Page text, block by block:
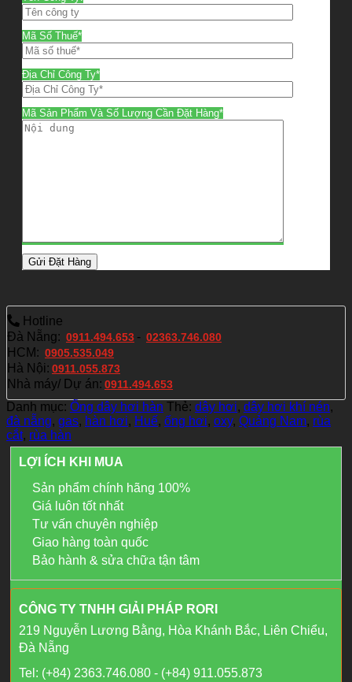
Mã Số Thuế*
Địa Chỉ Công Ty*
Mã Sản Phẩm Và Số Lượng Cần Đặt Hàng*
Hotline
Đà Nẵng: 0911.494.653 - 02363.746.080
HCM: 0905.535.049
Hà Nội: 0911.055.873
Nhà máy/ Dự án: 0911.494.653
Danh mục: Ống dây hơi hàn Thẻ: dây hơi, dây hơi khí nén,
đà nẵng, gas, hàn hơi, Huế, ống hơi, oxy, Quảng Nam, rùa
cắt, rùa hàn
LỢI ÍCH KHI MUA
Sản phẩm chính hãng 100%
Giá luôn tốt nhất
Tư vấn chuyên nghiệp
Giao hàng toàn quốc
Bảo hành & sửa chữa tận tâm
CÔNG TY TNHH GIẢI PHÁP RORI
219 Nguyễn Lương Bằng, Hòa Khánh Bắc, Liên Chiểu,
Đà Nẵng
Tel: (+84) 2363.746.080 - (+84) 911.055.873